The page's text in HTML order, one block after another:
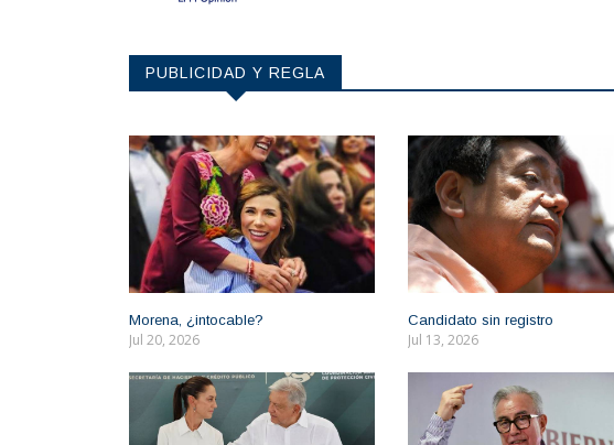
PUBLICIDAD Y REGLA
Morena, ¿intocable?
Jul 20, 2026
Candidato sin registro
Jul 13, 2026